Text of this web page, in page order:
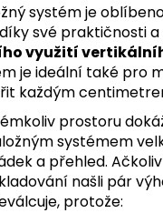
systém je
své praktičnosti
využití
je ideální také pro
každým
prostoru
systémem
a přehled.
našli pár
protože: